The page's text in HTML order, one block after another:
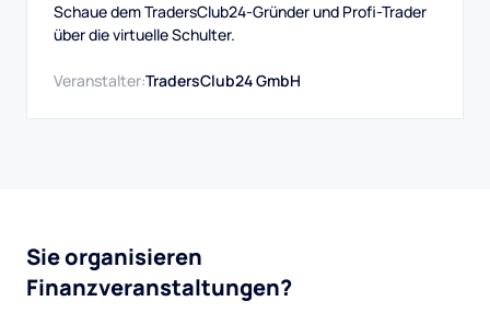
Schaue dem TradersClub24-Gründer und Profi-Trader
über die virtuelle Schulter.
Veranstalter:TradersClub24 GmbH
Sie organisieren
Finanzveranstaltungen?